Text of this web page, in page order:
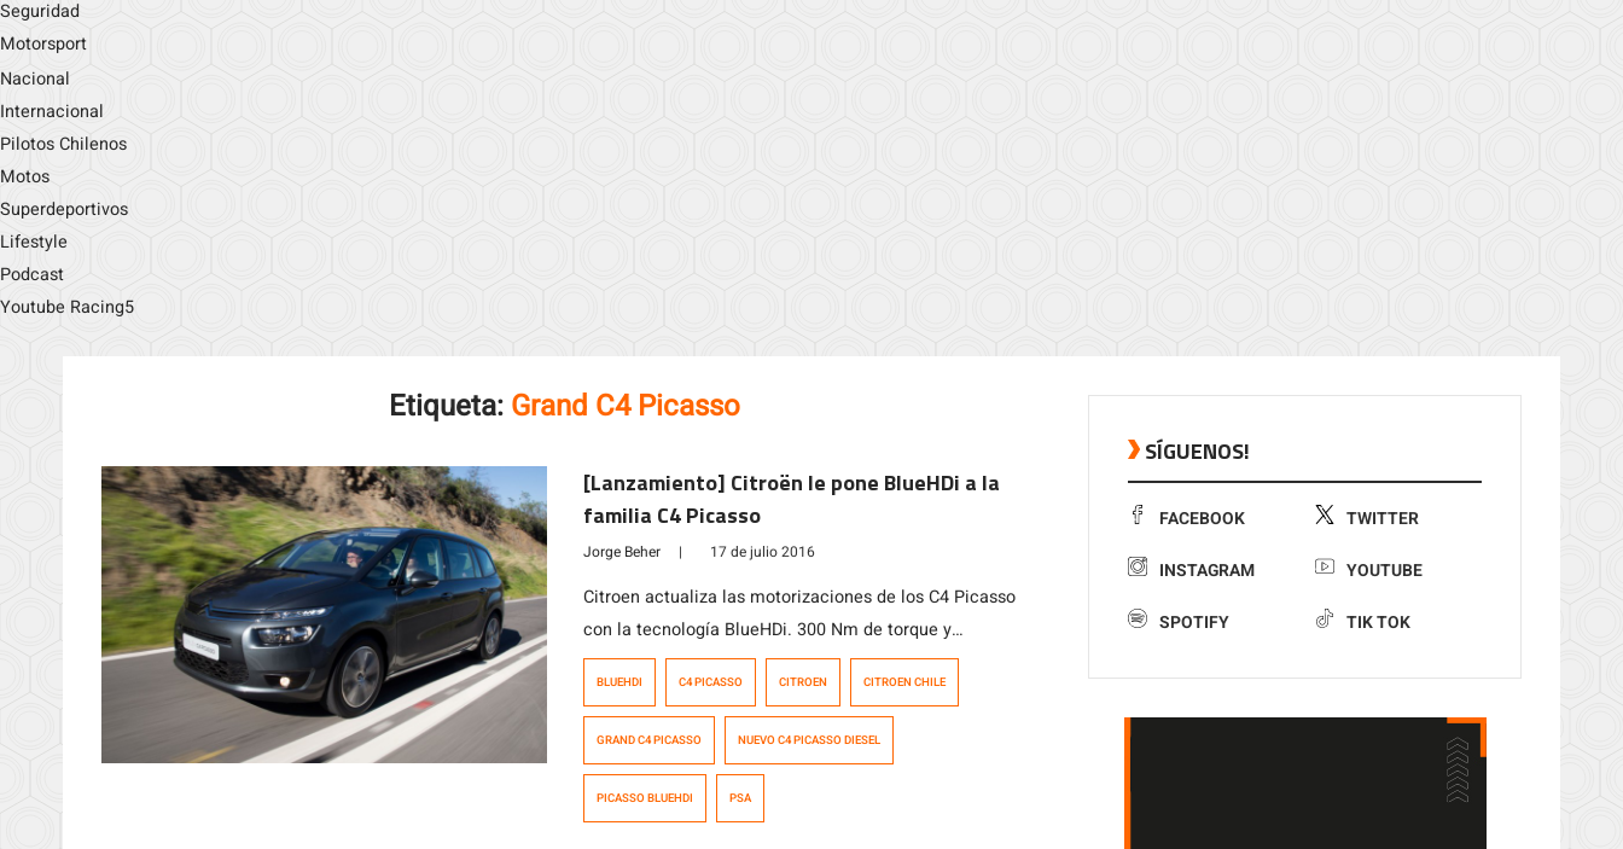
Seguridad
Motorsport
Nacional
Internacional
Pilotos Chilenos
Motos
Superdeportivos
Lifestyle
Podcast
Youtube Racing5
Etiqueta: Grand C4 Picasso
[Lanzamiento] Citroën le pone BlueHDi a la
familia C4 Picasso
Jorge Beher | 17 de julio 2016
Citroen actualiza las motorizaciones de los C4 Picasso
con la tecnología BlueHDi. 300 Nm de torque y
consumos de 20-25 km/l son algunos de sus beneficios.
BLUEHDI C4 PICASSO CITROEN CITROEN CHILE
GRAND C4 PICASSO NUEVO C4 PICASSO DIESEL
PICASSO BLUEHDI PSA
SÍGUENOS!
FACEBOOK TWITTER
INSTAGRAM YOUTUBE
SPOTIFY TIK TOK